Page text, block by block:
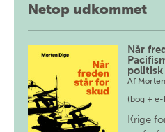
Netop udkommet
Når
Af
(bog + e-
Krige